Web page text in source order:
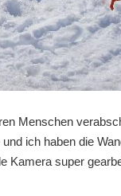
Menschen
ich haben die
Kamera super